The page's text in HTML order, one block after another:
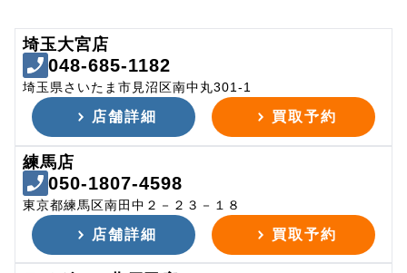
埼玉大宮店
048-685-1182
埼玉県さいたま市見沼区南中丸301-1
店舗詳細 買取予約
練馬店
050-1807-4598
東京都練馬区南田中２－２３－１８
店舗詳細 買取予約